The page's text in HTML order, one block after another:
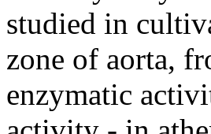
studied in
zone of aorta,
enzymatic